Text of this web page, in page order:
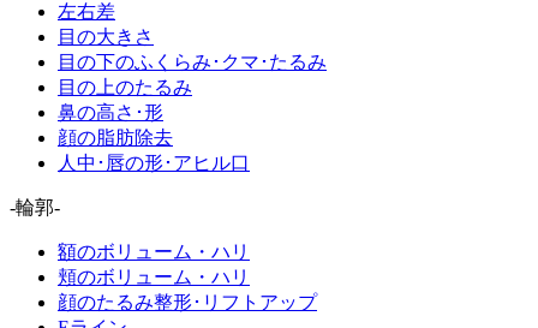
左右差
目の大きさ
目の下のふくらみ･クマ･たるみ
目の上のたるみ
鼻の高さ･形
顔の脂肪除去
人中･唇の形･アヒル口
-輪郭-
額のボリューム・ハリ
頬のボリューム・ハリ
顔のたるみ整形･リフトアップ